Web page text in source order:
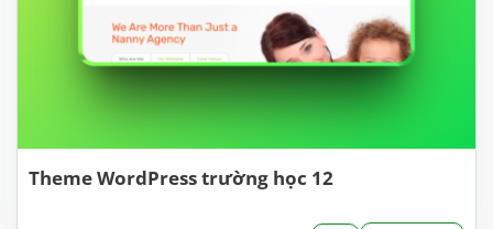
Theme WordPress trường học 12